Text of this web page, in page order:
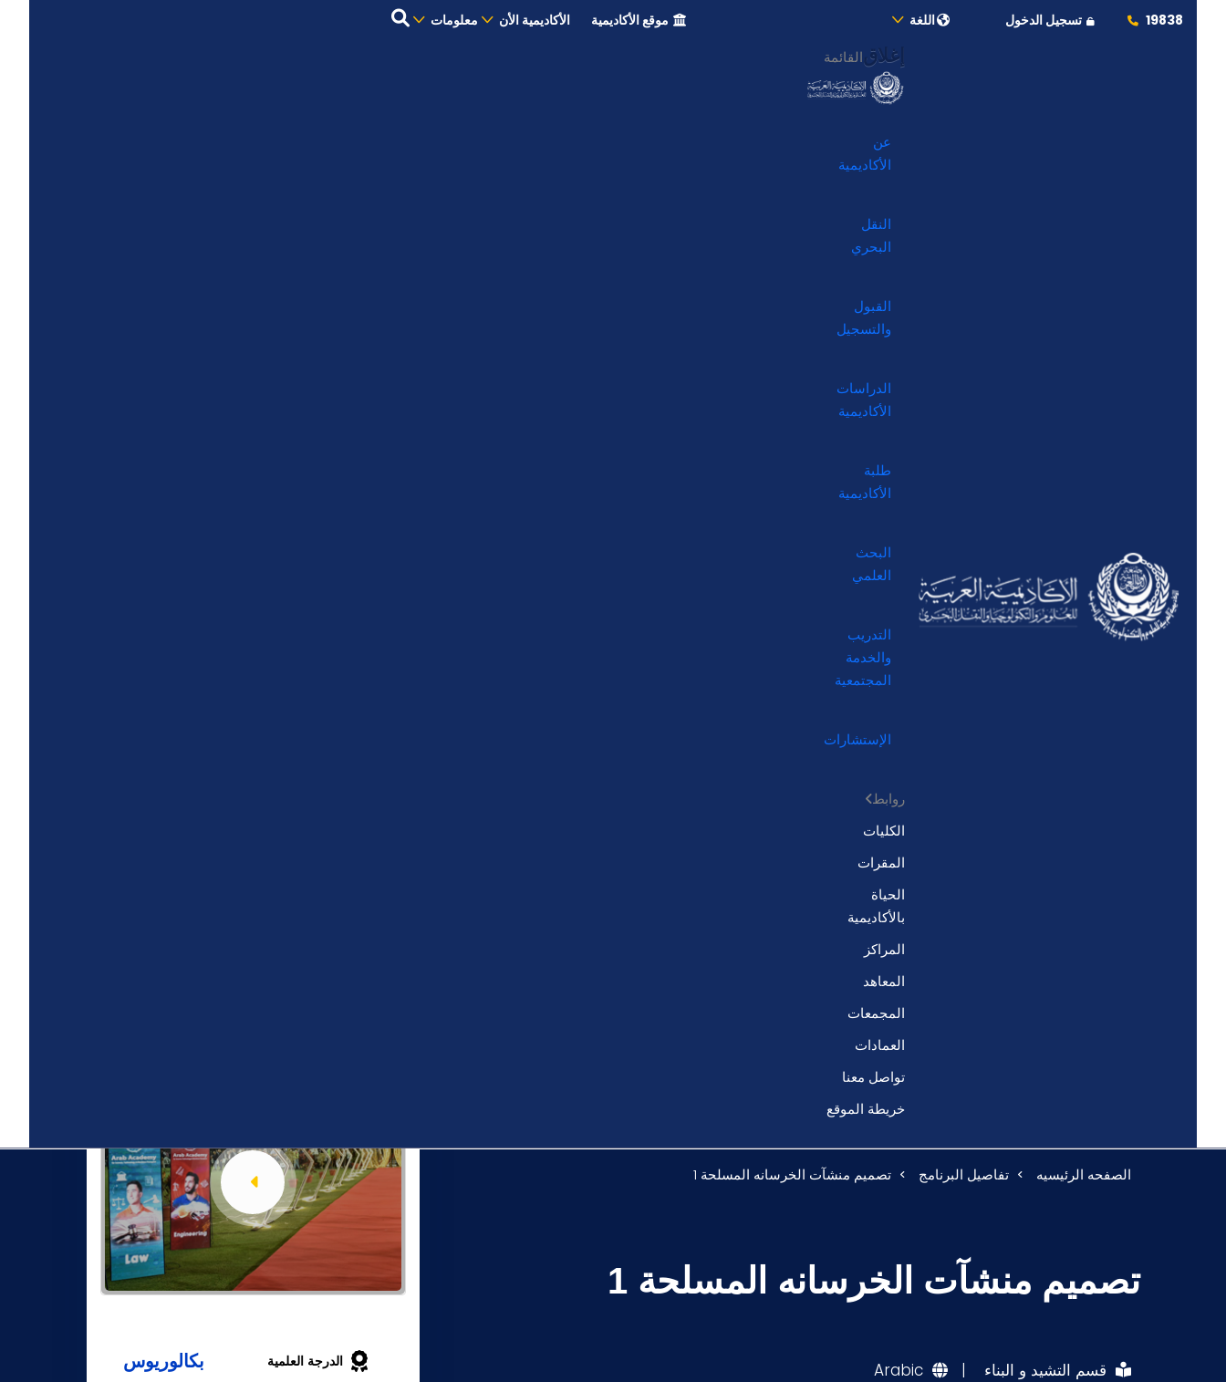
19838 تسجيل الدخول اللغة موقع الأكاديمية الأكاديمية الأن معلومات
إغلاق القائمة
عن
الأكاديمية
النقل
البحري
القبول
والتسجيل
الدراسات
الأكاديمية
طلبة
الأكاديمية
البحث
العلمي
التدريب
والخدمة
المجتمعية
الإستشارات
روابط
الكليات
المقرات
الحياة
بالأكاديمية
المراكز
المعاهد
المجمعات
العمادات
تواصل معنا
خريطة الموقع
الصفحه الرئيسيه تفاصيل البرنامج تصميم منشآت الخرسانه المسلحة 1
تصميم منشآت الخرسانه المسلحة 1
قسم التشيد و البناء |
Arabic الدرجة العلمية بكالوريوس